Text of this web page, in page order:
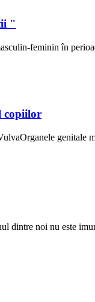
"
feminin în
copiilor
genitale
dintre noi nu este